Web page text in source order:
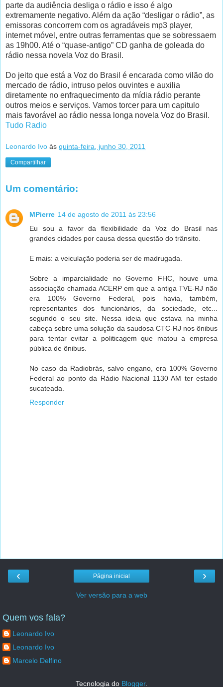
parte da audiência desliga o rádio e isso é algo
extremamente negativo. Além da ação “desligar o rádio”, as
emissoras concorrem com os agradáveis mp3 player,
internet móvel, entre outras ferramentas que se sobressaem
as 19h00. Até o “quase-antigo” CD ganha de goleada do
rádio nessa novela Voz do Brasil.
Do jeito que está a Voz do Brasil é encarada como vilão do
mercado de rádio, intruso pelos ouvintes e auxilia
diretamente no enfraquecimento da mídia rádio perante
outros meios e serviços. Vamos torcer para um capitulo
mais favorável ao rádio nessa longa novela Voz do Brasil.
Tudo Radio
Leonardo Ivo às quinta-feira, junho 30, 2011
Compartilhar
Um comentário:
MPierre 14 de agosto de 2011 às 23:56
Eu sou a favor da flexibilidade da Voz do Brasil nas
grandes cidades por causa dessa questão do trânsito.
E mais: a veiculação poderia ser de madrugada.
Sobre a imparcialidade no Governo FHC, houve uma
associação chamada ACERP em que a antiga TVE-RJ não
era 100% Governo Federal, pois havia, também,
representantes dos funcionários, da sociedade, etc...
segundo o seu site. Nessa ideia que estava na minha
cabeça sobre uma solução da saudosa CTC-RJ nos ônibus
para tentar evitar a politicagem que matou a empresa
pública de ônibus.
No caso da Radiobrás, salvo engano, era 100% Governo
Federal ao ponto da Rádio Nacional 1130 AM ter estado
sucateada.
Responder
‹ ›
Página inicial
Ver versão para a web
Quem vos fala?
Leonardo Ivo
Leonardo Ivo
Marcelo Delfino
Tecnologia do Blogger.